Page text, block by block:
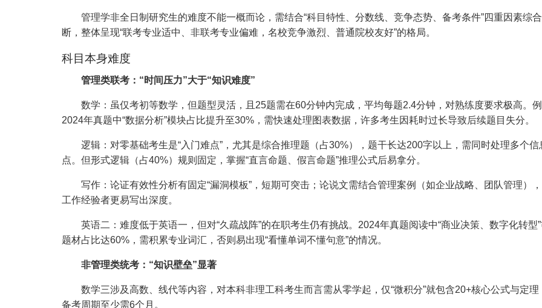
管理学非全日制研究生的难度不能一概而论，需结合“科目特性、分数线、竞争态势、备考条件”四重因素综合
断，整体呈现“联考专业适中、非联考专业偏难，名校竞争激烈、普通院校友好”的格局。
科目本身难度
管理类联考：“时间压力”大于“知识难度”
数学：虽仅考初等数学，但题型灵活，且25题需在60分钟内完成，平均每题2.4分钟，对熟练度要求极高。
2024年真题中“数据分析”模块占比提升至30%，需快速处理图表数据，许多考生因耗时过长导致后续题目失分。
逻辑：对零基础考生是“入门难点”，尤其是综合推理题（占30%），题干长达200字以上，需同时处理多个信
点。但形式逻辑（占40%）规则固定，掌握“直言命题、假言命题”推理公式后易拿分。
写作：论证有效性分析有固定“漏洞模板”，短期可突击；论说文需结合管理案例（如企业战略、团队管理）
工作经验者更易写出深度。
英语二：难度低于英语一，但对“久疏战阵”的在职考生仍有挑战。2024年真题阅读中“商业决策、数字化转型
题材占比达60%，需积累专业词汇，否则易出现“看懂单词不懂句意”的情况。
非管理类统考：“知识壁垒”显著
数学三涉及高数、线代等内容，对本科非理工科考生而言需从零学起，仅“微积分”就包含20+核心公式与定理
备考周期至少需6个月。